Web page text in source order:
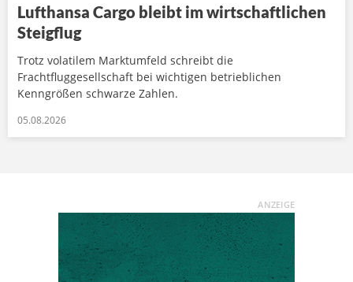
Lufthansa Cargo bleibt im wirtschaftlichen
Steigflug
Trotz volatilem Marktumfeld schreibt die
Frachtfluggesellschaft bei wichtigen betrieblichen
Kenngrößen schwarze Zahlen.
05.08.2026
ANZEIGE